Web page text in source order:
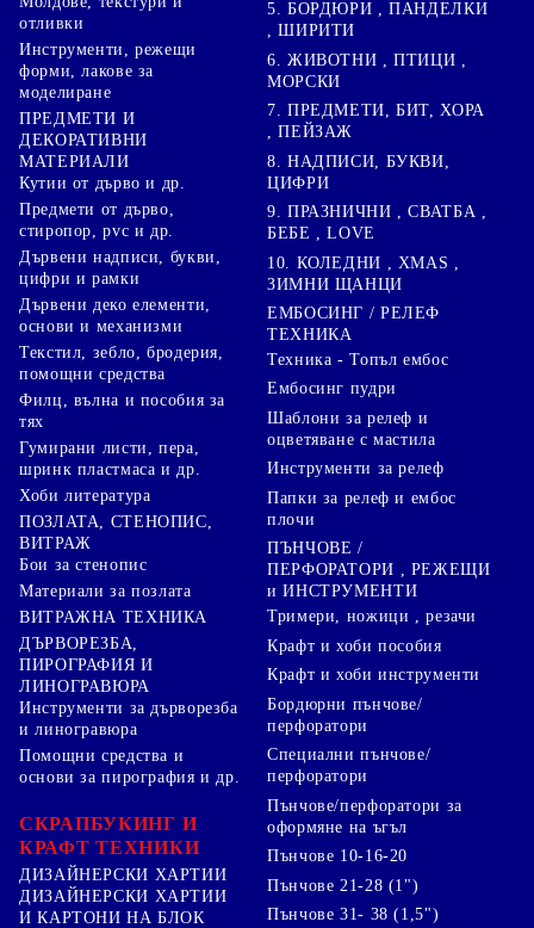
отливки
Инструменти, режещи
форми, лакове за
моделиране
ПРЕДМЕТИ И
ДЕКОРАТИВНИ
МАТЕРИАЛИ
Кутии от дърво и др.
Предмети от дърво,
стиропор, pvc и др.
Дървени надписи, букви,
цифри и рамки
Дървени деко елементи,
основи и механизми
Текстил, зебло, бродерия,
помощни средства
Филц, вълна и пособия за
тях
Гумирани листи, пера,
шринк пластмаса и др.
Хоби литература
ПОЗЛАТА, СТЕНОПИС,
ВИТРАЖ
Бои за стенопис
Материали за позлата
ВИТРАЖНА ТЕХНИКА
ДЪРВОРЕЗБА,
ПИРОГРАФИЯ И
ЛИНОГРАВЮРА
Инструменти за дърворезба
и линогравюра
Помощни средства и
основи за пирография и др.
СКРАПБУКИНГ И
КРАФТ ТЕХНИКИ
ДИЗАЙНЕРСКИ ХАРТИИ
ДИЗАЙНЕРСКИ ХАРТИИ
И КАРТОНИ НА БЛОК
5. БОРДЮРИ , ПАНДЕЛКИ
, ШИРИТИ
6. ЖИВОТНИ , ПТИЦИ ,
МОРСКИ
7. ПРЕДМЕТИ, БИТ, ХОРА
, ПЕЙЗАЖ
8. НАДПИСИ, БУКВИ,
ЦИФРИ
9. ПРАЗНИЧНИ , СВАТБА ,
БЕБЕ , LOVE
10. КОЛЕДНИ , XMAS ,
ЗИМНИ ЩАНЦИ
ЕМБОСИНГ / РЕЛЕФ
ТЕХНИКА
Техника - Топъл ембос
Ембосинг пудри
Шаблони за релеф и
оцветяване с мастила
Инструменти за релеф
Папки за релеф и ембос
плочи
ПЪНЧОВЕ /
ПЕРФОРАТОРИ , РЕЖЕЩИ
и ИНСТРУМЕНТИ
Тримери, ножици , резачи
Крафт и хоби пособия
Крафт и хоби инструменти
Бордюрни пънчове/
перфоратори
Специални пънчове/
перфоратори
Пънчове/перфоратори за
оформяне на ъгъл
Пънчове 10-16-20
Пънчове 21-28 (1")
Пънчове 31- 38 (1,5")